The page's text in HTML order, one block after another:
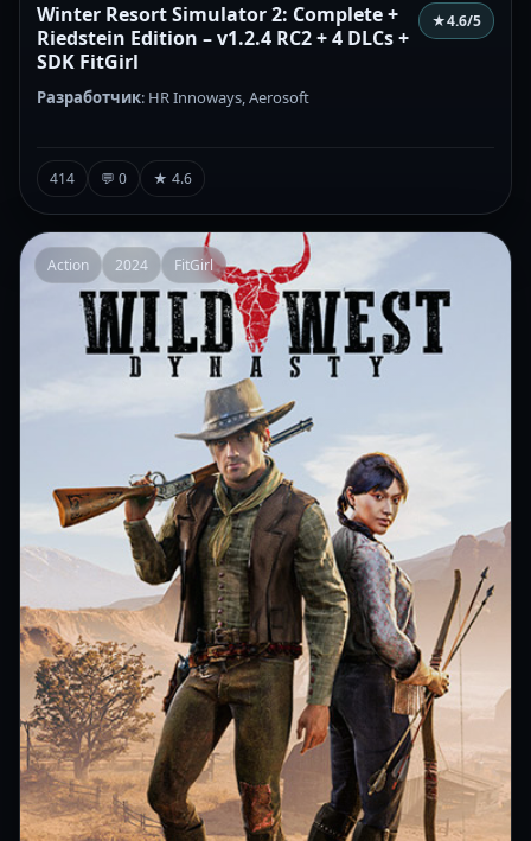
Winter Resort Simulator 2: Complete +
Riedstein Edition – v1.2.4 RC2 + 4 DLCs +
SDK FitGirl
★4.6/5
Разработчик: HR Innoways, Aerosoft
414 💬 0 ★ 4.6
Action 2024 FitGirl